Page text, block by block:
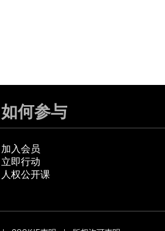
如何参与
加入会员
立即行动
人权公开课